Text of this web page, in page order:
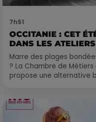
7h51
OCCITANIE : CET
DANS LES
Marre des plages
? La Chambre de
propose une alternative